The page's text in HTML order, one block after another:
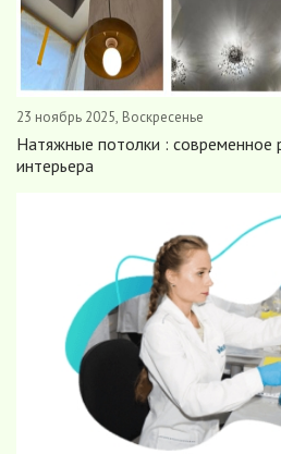
23 ноябрь 2025, Воскресенье
Натяжные потолки : современное
интерьера